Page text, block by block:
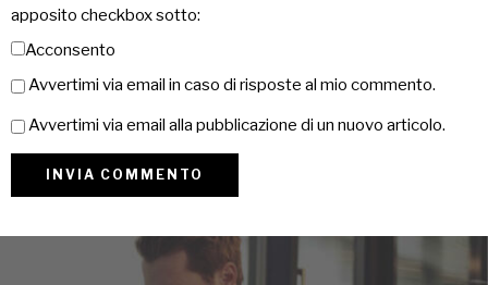
apposito checkbox sotto:
Acconsento
Avvertimi via email in caso di risposte al mio commento.
Avvertimi via email alla pubblicazione di un nuovo articolo.